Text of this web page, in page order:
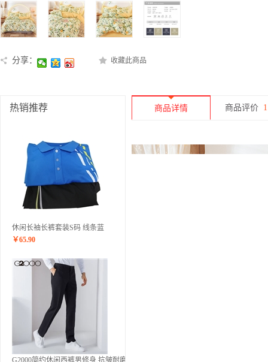
分享： 收藏此商品
热销推荐
休闲长袖长裤套装S码 线条蓝
￥65.90
G2000简约休闲西裤男修身 抗皱耐磨透
商品详情 商品评价